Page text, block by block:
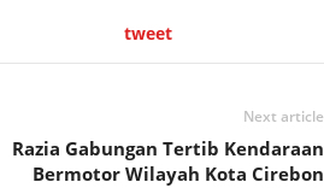
tweet
Next article
Razia Gabungan Tertib Kendaraan
Bermotor Wilayah Kota Cirebon